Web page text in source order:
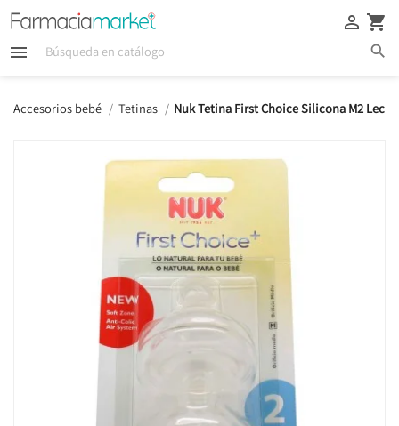
  
 
Accesorios bebé Tetinas Nuk Tetina First Choice Silicona M2